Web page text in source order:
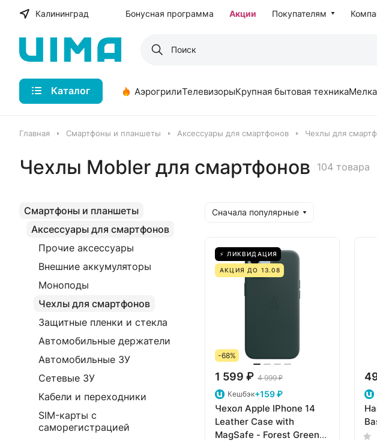
Калининград Бонусная программа Акции Покупателям
Каталог АэрогрилиТелевизорыКрупная бытовая техника
Главная Смартфоны и планшеты Аксессуары для смартфонов Чехлы для
Чехлы Mobler для смартфонов 104 товара
Сначала популярные
⚡ ЛИКВИДАЦИЯ
АКЦИЯ ДО 13.08
-68%
1 599 ₽ 4 999 ₽
Кешбэк+159 ₽
Чехол Apple IPhone 14
Leather Case with
MagSafe - Forest Green
Смартфоны и планшеты
Аксессуары для смартфонов
Прочие аксессуары
Внешние аккумуляторы
Моноподы
Чехлы для смартфонов
Защитные пленки и стекла
Автомобильные держатели
Автомобильные ЗУ
Сетевые ЗУ
Кабели и переходники
SIM-карты с
саморегистрацией